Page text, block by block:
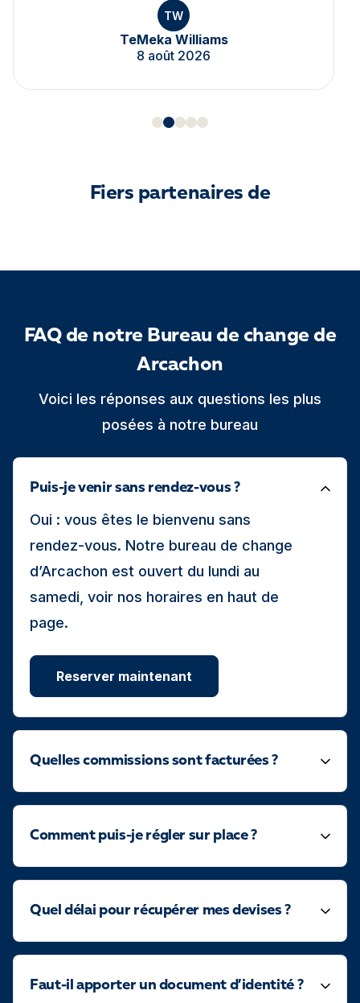
TW
TeMeka Williams
8 août 2026
Fiers partenaires de
FAQ de notre Bureau de change de
Arcachon
Voici les réponses aux questions les plus
posées à notre bureau
Puis-je venir sans rendez-vous ?
Oui : vous êtes le bienvenu sans
rendez-vous. Notre bureau de change
d’Arcachon est ouvert du lundi au
samedi, voir nos horaires en haut de
page.
Reserver maintenant
Quelles commissions sont facturées ?
Comment puis-je régler sur place ?
Quel délai pour récupérer mes devises ?
Faut-il apporter un document d’identité ?